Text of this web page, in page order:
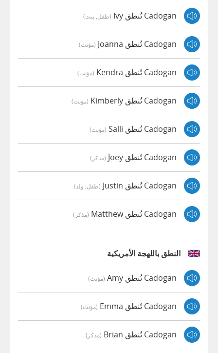
Cadogan تُنطق Ivy (طفل, بنت)
Cadogan تُنطق Joanna (مؤنث)
Cadogan تُنطق Kendra (مؤنث)
Cadogan تُنطق Kimberly (مؤنث)
Cadogan تُنطق Salli (مؤنث)
Cadogan تُنطق Joey (مذكر)
Cadogan تُنطق Justin (طفل, ولد)
Cadogan تُنطق Matthew (مذكر)
النطق باللهجة الأمريكية
Cadogan تُنطق Amy (مؤنث)
Cadogan تُنطق Emma (مؤنث)
Cadogan تُنطق Brian (مذكر)